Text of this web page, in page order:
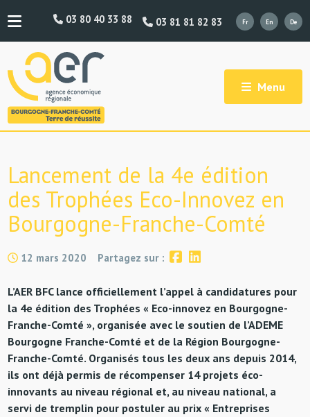
03 81 81 82 83
03 80 40 33 88
Menu
Lancement de la 4e édition
des Trophées Eco-Innovez en
Bourgogne-Franche-Comté
12 mars 2020 Partagez sur :
L’AER BFC lance officiellement l’appel à candidatures pour
la 4e édition des Trophées « Eco-innovez en Bourgogne-
Franche-Comté », organisée avec le soutien de l’ADEME
Bourgogne Franche-Comté et de la Région Bourgogne-
Franche-Comté. Organisés tous les deux ans depuis 2014,
ils ont déjà permis de récompenser 14 projets éco-
innovants au niveau régional et, au niveau national, a
servi de tremplin pour postuler au prix « Entreprises